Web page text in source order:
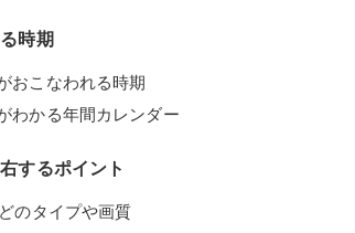
時期
おこなわれる時期
わかる年間カレンダー
するポイント
のタイプや画質